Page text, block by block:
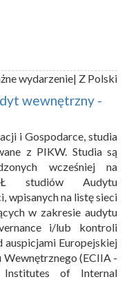
wydarzenie| Z Polski
wewnętrzny -
i Gospodarce, studia
z PIKW. Studia są
wcześniej na
studiów Audytu
wpisanych na listę sieci
w zakresie audytu
i/lub kontroli
auspicjami Europejskiej
(ECIIA -
Institutes of Internal